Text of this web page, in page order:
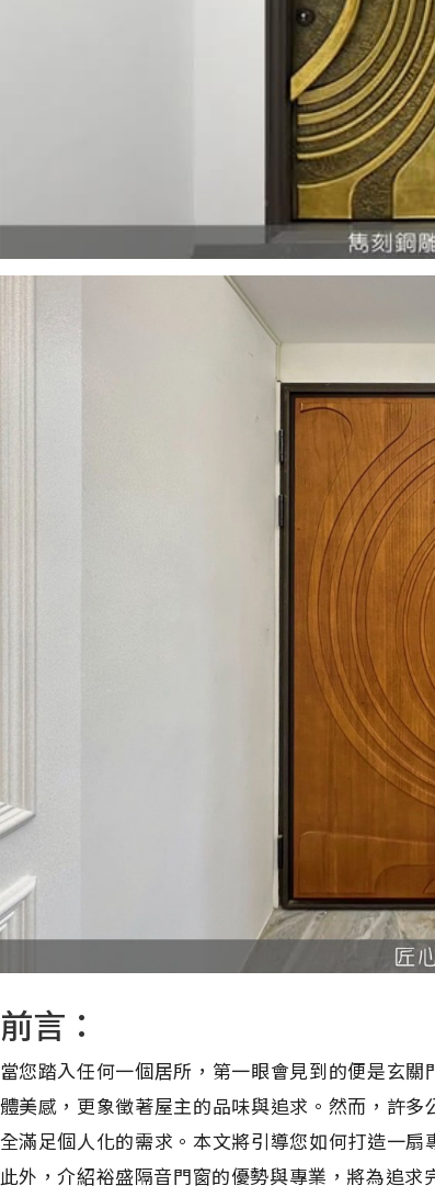
前言：
當您踏入任何一個居所，第一眼會見到的便是玄
體美感，更象徵著屋主的品味與追求。然而，許
全滿足個人化的需求。本文將引導您如何打造一
此外，介紹裕盛隔音門窗的優勢與專業，將為追求